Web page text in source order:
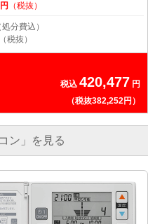
（税抜）
分費込）
（税抜）
税込 420,477 円
（税抜382,252円）
ン」を見る